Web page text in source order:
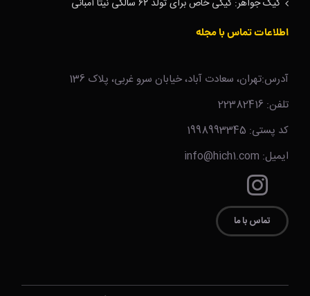
کیک جواهر: کیکی خاص برای تولد ۶۲ سالگی نیتا آمبانی
اطلاعات تماس با مجله
آدرس:تهران، سعادت آباد، خیابان سرو غربی، پلاک 136
تلفن: 22382416
کد پستی: 1998993345
ایمیل: info@hich1.com
تماس با ما